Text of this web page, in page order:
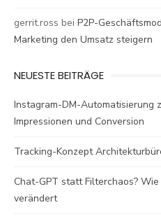
gerrit.ross bei P2P-
Marketing den Umsatz steigern
NEUESTE BEITRÄGE
Instagram-DM-Automatisierung
Impressionen und Conversion
Tracking-Konzept
Chat-GPT statt Filterchaos?
verändert